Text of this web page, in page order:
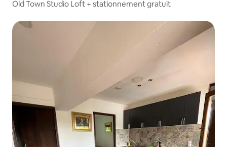
Old Town Studio Loft + stationnement gratuit